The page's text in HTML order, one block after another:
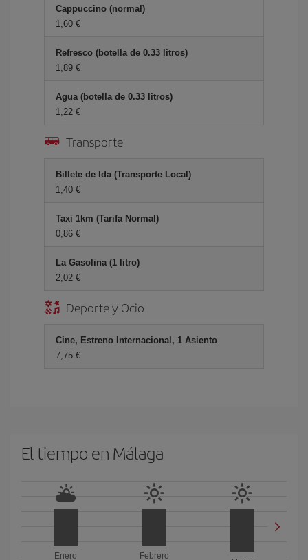
Cappuccino (normal)
1,60 €
Refresco (botella de 0.33 litros)
1,89 €
Agua (botella de 0.33 litros)
1,22 €
Transporte
Billete de Ida (Transporte Local)
1,40 €
Taxi 1km (Tarifa Normal)
0,86 €
La Gasolina (1 litro)
2,02 €
Deporte y Ocio
Cine, Estreno Internacional, 1 Asiento
7,75 €
El tiempo en Málaga
Enero
Febrero